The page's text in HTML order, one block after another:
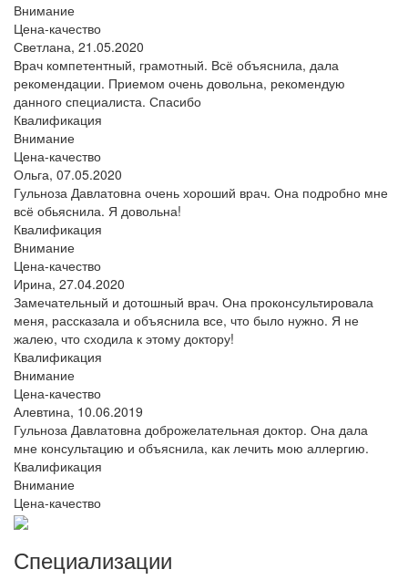
Внимание
Цена-качество
Светлана, 21.05.2020
Врач компетентный, грамотный. Всё объяснила, дала
рекомендации. Приемом очень довольна, рекомендую
данного специалиста. Спасибо
Квалификация
Внимание
Цена-качество
Ольга, 07.05.2020
Гульноза Давлатовна очень хороший врач. Она подробно мне
всё обьяснила. Я довольна!
Квалификация
Внимание
Цена-качество
Ирина, 27.04.2020
Замечательный и дотошный врач. Она проконсультировала
меня, рассказала и объяснила все, что было нужно. Я не
жалею, что сходила к этому доктору!
Квалификация
Внимание
Цена-качество
Алевтина, 10.06.2019
Гульноза Давлатовна доброжелательная доктор. Она дала
мне консультацию и объяснила, как лечить мою аллергию.
Квалификация
Внимание
Цена-качество
Специализации